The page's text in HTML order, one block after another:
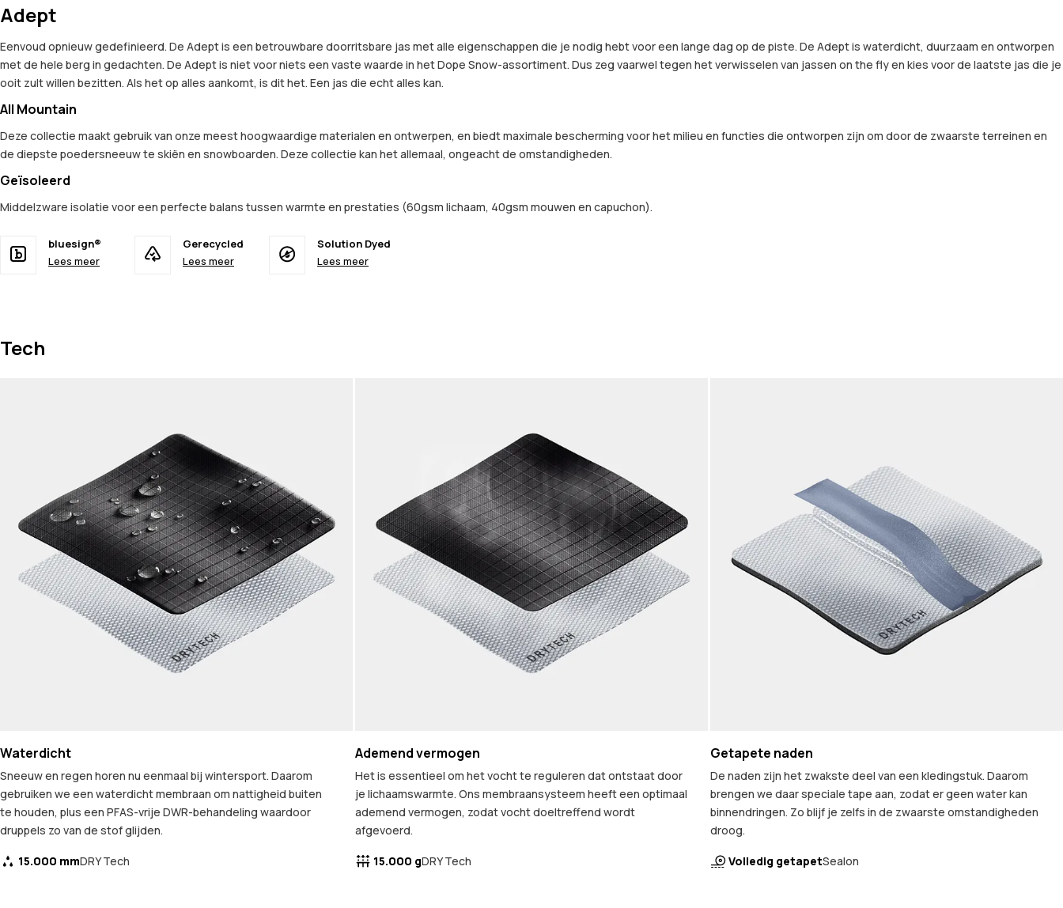
Adept
Eenvoud opnieuw gedefinieerd. De Adept is een betrouwbare doorritsbare jas met alle eigenschappen die je nodig hebt voor een lange dag op de piste. De Adept is waterdicht, duurzaam en ontworpen
met de hele berg in gedachten. De Adept is niet voor niets een vaste waarde in het Dope Snow-assortiment. Dus zeg vaarwel tegen het verwisselen van jassen on the fly en kies voor de laatste jas die je
ooit zult willen bezitten. Als het op alles aankomt, is dit het. Een jas die echt alles kan.
All Mountain
Deze collectie maakt gebruik van onze meest hoogwaardige materialen en ontwerpen, en biedt maximale bescherming voor het milieu en functies die ontworpen zijn om door de zwaarste terreinen en
de diepste poedersneeuw te skiën en snowboarden. Deze collectie kan het allemaal, ongeacht de omstandigheden.
Geïsoleerd
Middelzware isolatie voor een perfecte balans tussen warmte en prestaties (60gsm lichaam, 40gsm mouwen en capuchon).
bluesign®
Lees meer
Gerecycled
Lees meer
Solution Dyed
Lees meer
Tech
Waterdicht
Sneeuw en regen horen nu eenmaal bij wintersport. Daarom
gebruiken we een waterdicht membraan om nattigheid buiten
te houden, plus een PFAS-vrije DWR-behandeling waardoor
druppels zo van de stof glijden.
15.000 mmDRY Tech
Ademend vermogen
Het is essentieel om het vocht te reguleren dat ontstaat door
je lichaamswarmte. Ons membraansysteem heeft een optimaal
ademend vermogen, zodat vocht doeltreffend wordt
afgevoerd.
15.000 gDRY Tech
Getapete naden
De naden zijn het zwakste deel van een kledingstuk. Daarom
brengen we daar speciale tape aan, zodat er geen water kan
binnendringen. Zo blijf je zelfs in de zwaarste omstandigheden
droog.
Volledig getapetSealon